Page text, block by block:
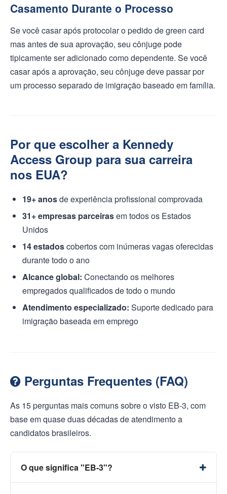
Casamento Durante o Processo
Se você casar após protocolar o pedido de green card
mas antes de sua aprovação, seu cônjuge pode
tipicamente ser adicionado como dependente. Se você
casar após a aprovação, seu cônjuge deve passar por
um processo separado de imigração baseado em família.
Por que escolher a Kennedy
Access Group para sua carreira
nos EUA?
19+ anosde experiência profissional comprovada
31+ empresas parceirasem todos os Estados
Unidos
14 estadoscobertos com inúmeras vagas oferecidas
durante todo o ano
Alcance global: Conectando os melhores
empregados qualificados de todo o mundo
Atendimento especializado: Suporte dedicado para
imigração baseada em emprego
Perguntas Frequentes (FAQ)
As 15 perguntas mais comuns sobre o visto EB-3, com
base em quase duas décadas de atendimento a
candidatos brasileiros.
O que significa "EB-3"?